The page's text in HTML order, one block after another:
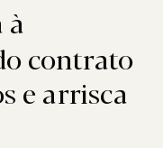
à
contrato
e arrisca